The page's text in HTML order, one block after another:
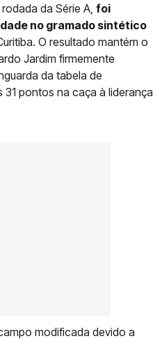
da Série A, foi
no gramado sintético
O resultado mantém o
Jardim firmemente
da tabela de
pontos na caça à liderança
modificada devido a